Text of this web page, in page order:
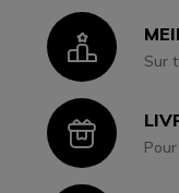
IconSur
Icon